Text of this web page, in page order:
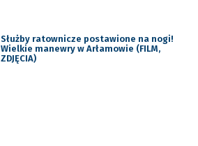
Służby ratownicze postawione na nogi!
Wielkie manewry w Arłamowie (FILM,
ZDJĘCIA)